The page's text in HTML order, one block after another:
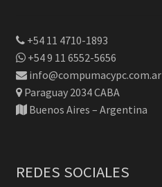
+54 11 4710-1893
+54 9 11 6552-5656
info@compumacypc.com.ar
Paraguay 2034 CABA
Buenos Aires – Argentina
REDES SOCIALES